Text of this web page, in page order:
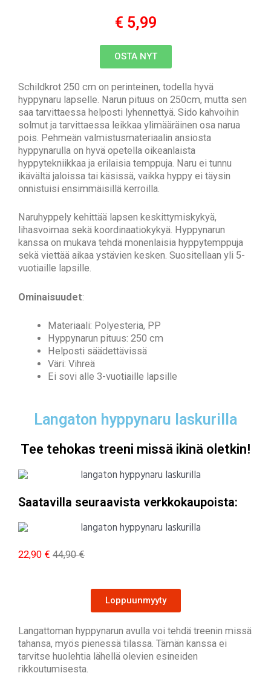
€ 5,99
OSTA NYT
Schildkrot 250 cm on perinteinen, todella hyvä
hyppynaru lapselle. Narun pituus on 250cm, mutta sen
saa tarvittaessa helposti lyhennettyä. Sido kahvoihin
solmut ja tarvittaessa leikkaa ylimääräinen osa narua
pois. Pehmeän valmistusmateriaalin ansiosta
hyppynarulla on hyvä opetella oikeanlaista
hyppytekniikkaa ja erilaisia temppuja. Naru ei tunnu
ikävältä jaloissa tai käsissä, vaikka hyppy ei täysin
onnistuisi ensimmäisillä kerroilla.
Naruhyppely kehittää lapsen keskittymiskykyä,
lihasvoimaa sekä koordinaatiokykyä. Hyppynarun
kanssa on mukava tehdä monenlaisia hyppytemppuja
sekä viettää aikaa ystävien kesken. Suositellaan yli 5-
vuotiaille lapsille.
Ominaisuudet:
Materiaali: Polyesteria, PP
Hyppynarun pituus: 250 cm
Helposti säädettävissä
Väri: Vihreä
Ei sovi alle 3-vuotiaille lapsille
Langaton hyppynaru laskurilla
Tee tehokas treeni missä ikinä oletkin!
Saatavilla seuraavista verkkokaupoista:
22,90 € 44,90 €
Loppuunmyyty
Langattoman hyppynarun avulla voi tehdä treenin missä
tahansa, myös pienessä tilassa. Tämän kanssa ei
tarvitse huolehtia lähellä olevien esineiden
rikkoutumisesta.